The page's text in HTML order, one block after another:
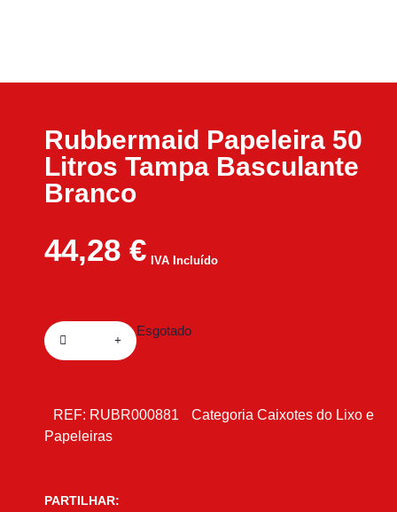
Rubbermaid Papeleira 50
Litros Tampa Basculante
Branco
44,28 € IVA Incluído
Esgotado
REF: RUBR000881 Categoria Caixotes do Lixo e
Papeleiras
PARTILHAR: